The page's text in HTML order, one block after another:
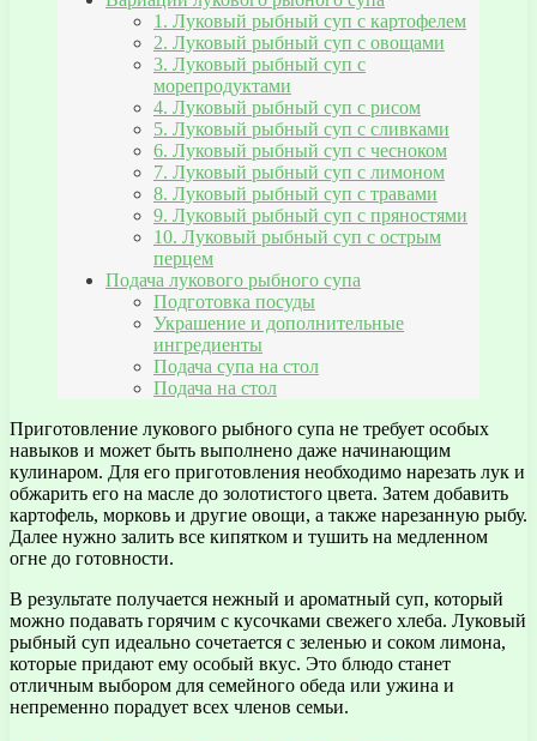
1. Луковый рыбный суп с картофелем
2. Луковый рыбный суп с овощами
3. Луковый рыбный суп с
морепродуктами
4. Луковый рыбный суп с рисом
5. Луковый рыбный суп с сливками
6. Луковый рыбный суп с чесноком
7. Луковый рыбный суп с лимоном
8. Луковый рыбный суп с травами
9. Луковый рыбный суп с пряностями
10. Луковый рыбный суп с острым
перцем
Подача лукового рыбного супа
Подготовка посуды
Украшение и дополнительные
ингредиенты
Подача супа на стол
Подача на стол
Приготовление лукового рыбного супа не требует особых
навыков и может быть выполнено даже начинающим
кулинаром. Для его приготовления необходимо нарезать лук и
обжарить его на масле до золотистого цвета. Затем добавить
картофель, морковь и другие овощи, а также нарезанную рыбу.
Далее нужно залить все кипятком и тушить на медленном
огне до готовности.
В результате получается нежный и ароматный суп, который
можно подавать горячим с кусочками свежего хлеба. Луковый
рыбный суп идеально сочетается с зеленью и соком лимона,
которые придают ему особый вкус. Это блюдо станет
отличным выбором для семейного обеда или ужина и
непременно порадует всех членов семьи.